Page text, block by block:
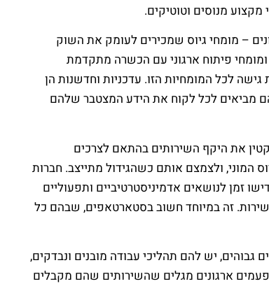
– מומחי גיוס שמכירים לעומק את השוק
ומומחי פיתוח ארגוני עם הכשרה מתקדמת
לכל המומחיות הזו. עדכניות וחדשנות הן
מביאים לכל לקוח את הידע המצטבר שלהם
את היקף השירותים בהתאם לצרכים
המוני, ולצמצם אותם כשהגידול מתייצב. חברות
זמן לנושאים אדמיניסטרטיביים ותפעוליים
זה במיוחד חשוב בסטארטאפים, שבהם כל
יש להם תהליכי עבודה מובנים ונבדקים,
ארגונים מגלים שהשירותים שהם מקבלים